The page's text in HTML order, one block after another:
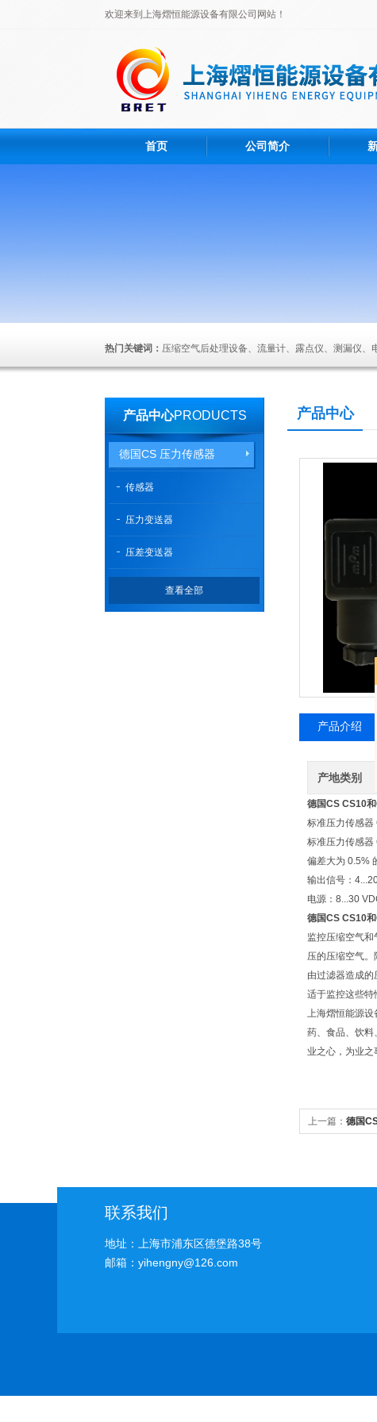
欢迎来到上海熠恒能源设备有限公司网站！
首页 公司简介
热门关键词： 压缩空气后处理设备、流量计、露点仪、测漏仪
产品中心PRODUCTS
德国CS 压力传感器
传感器
压力变送器
压差变送器
查看全部
产品中心
产品介绍
产地类别
德国CS CS10
标准压力传感器
标准压力传感器
偏差大为 0.5%
输出信号：
电源：8...30
德国CS CS10
监控压缩空气
压的压缩空气。
由过滤器造成
适于监控这些特
上海熠恒能源设
药、食品、饮料
业之心，为业之
上一篇： 德国
联系我们
地址：上海市浦东区德堡路38号
邮箱：yihengny@126.com